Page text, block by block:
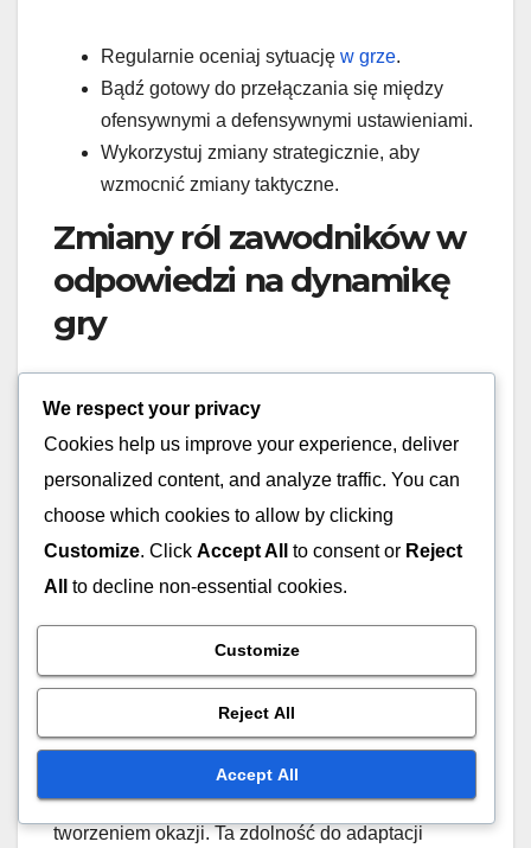
Regularnie oceniaj sytuację w grze.
Bądź gotowy do przełączania się między
ofensywnymi a defensywnymi ustawieniami.
Wykorzystuj zmiany strategicznie, aby
wzmocnić zmiany taktyczne.
Zmiany ról zawodników w
odpowiedzi na dynamikę
gry
znacznie zmieniać w zależności od przebiegu gry.
Pomocnicy mogą potrzebować przyjąć więcej
odpowiedzialności defensywnych, jeśli zespół jest
pod presją, podczas gdy napastnicy mogą cofnąć
się, aby pomóc w budowaniu akcji. Ta
Dodatkowo zawodnicy powinni być szkoleni, aby
rozumieć swoje role w różnych scenariuszach. Na
przykład napastnik może potrzebować przejść do
roli rozgrywającego, jeśli zespół ma trudności z
tworzeniem okazji. Ta zdolność do adaptacji
We respect your privacy
Cookies help us improve your experience, deliver
personalized content, and analyze traffic. You can
choose which cookies to allow by clicking
Customize. Click Accept All to consent or Reject
All
to decline non-essential cookies.
Customize
Reject All
Accept All